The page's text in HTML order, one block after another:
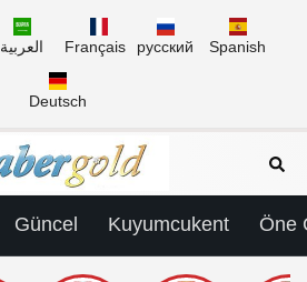
العربية Français русский Spanish
Deutsch
Güncel Kuyumcukent Öne